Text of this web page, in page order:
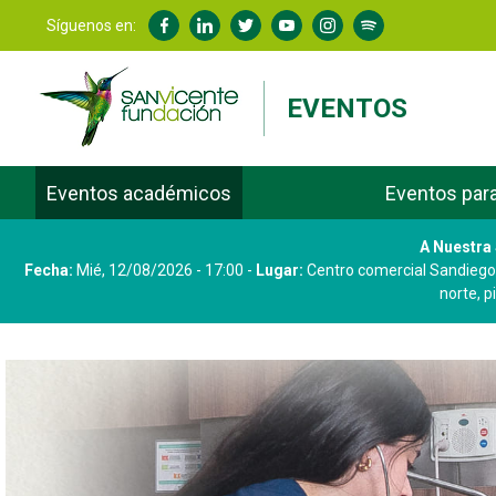
Síguenos en:
EVENTOS
Eventos académicos Eventos
A Nuestra
Fecha: Mié, 12/08/2026 - 17:00 - Lugar: Centro comercial
norte,